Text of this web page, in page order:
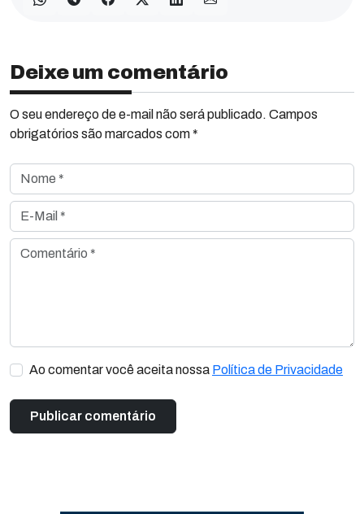
Deixe um comentário
O seu endereço de e-mail não será publicado. Campos
obrigatórios são marcados com *
Nome *
E-Mail *
Comentário *
Ao comentar você aceita nossa Política de Privacidade